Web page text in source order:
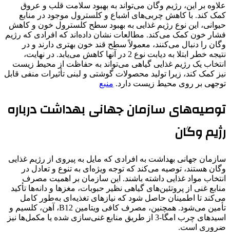
علاوه بر این، رژیم وگان می‌تواند به بهبود سلامت قلب و عروق
کمک کند. با کاهش چربی‌های اشباع و کلسترول موجود در منابع
حیوانی، این نوع رژیم غذایی به بهبود سطح کلسترول خون و کاهش
فشار خون کمک می‌کند. مطالعات نشان داده‌اند که افرادی که رژیم
وگان را دنبال می‌کنند، معمولاً سطح قند خون بهتری دارند و در
نتیجه خطر ابتلا به دیابت نوع 2 در آنها کاهش می‌یابد. در نهایت،
انتخاب یک رژیم غذایی گیاهی می‌تواند به حفاظت از محیط زیست
نیز کمک کند، زیرا تولید محصولات گوشتی و لبنی تأثیرات منفی قابل
توجهی بر روی محیط زیست دارد. منبع
توصیه‌های سازمان جهانی بهداشت درباره
رژیم وگان
سازمان جهانی بهداشت به افرادی که مایل به پیروی از رژیم غذایی
وگان هستند، توصیه می‌کند که توجه ویژه‌ای به تنوع و تعادل در
انتخاب مواد غذایی داشته باشند. این سازمان بر اهمیت مصرف
منابع غنی از پروتئین‌های گیاهی نظیر حبوبات، مغزها و دانه‌ها تأکید
می‌کند تا اطمینان حاصل شود که نیازهای تغذیه‌ای به‌طور کامل
تأمین می‌شود. همچنین، مصرف کافی ویتامین B12، آهن، کلسیم و
اسیدهای چرب امگا-3 از طریق منابع غنی‌سازی شده یا مکمل‌ها نیز
ضروری است.